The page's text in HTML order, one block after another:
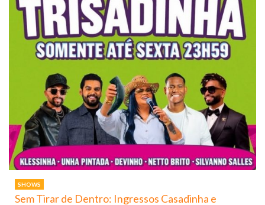
SHOWS
Sem Tirar de Dentro: Ingressos Casadinha e